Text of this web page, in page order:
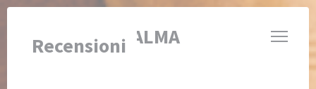
Personalizzazione delle tue scelte sui cookie
BRASSERIE VALMA
Recensioni